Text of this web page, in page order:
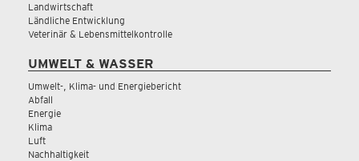
Landwirtschaft
Ländliche Entwicklung
Veterinär & Lebensmittelkontrolle
UMWELT & WASSER
Umwelt-, Klima- und Energiebericht
Abfall
Energie
Klima
Luft
Nachhaltigkeit